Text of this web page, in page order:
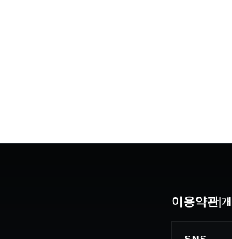
이용약관|